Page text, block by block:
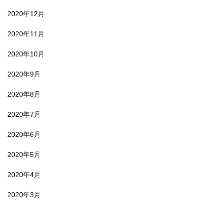
2020年12月
2020年11月
2020年10月
2020年9月
2020年8月
2020年7月
2020年6月
2020年5月
2020年4月
2020年3月